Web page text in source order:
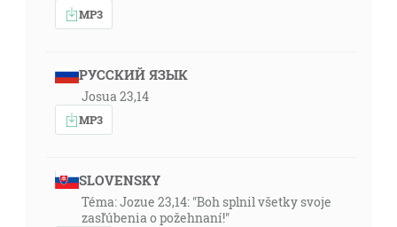
MP3
РУССКИЙ ЯЗЫК
Josua 23,14
MP3
SLOVENSKY
Téma: Jozue 23,14: "Boh splnil všetky svoje
zasľúbenia o požehnaní!"